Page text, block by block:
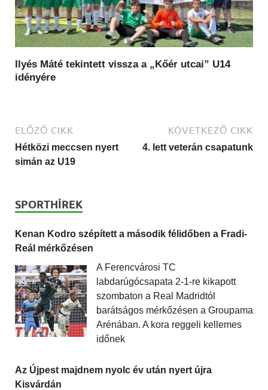
Ilyés Máté tekintett vissza a „Kőér utcai” U14
idényére
ELŐZŐ CIKK
Hétközi meccsen nyert
simán az U19
KÖVETKEZŐ CIKK
4. lett veterán csapatunk
SPORTHÍREK
Kenan Kodro szépített a második félidőben a Fradi-
Reál mérkőzésen
A Ferencvárosi TC
labdarúgócsapata 2-1-re kikapott
szombaton a Real Madridtól
barátságos mérkőzésen a Groupama
Arénában. A kora reggeli kellemes
időnek
Az Újpest majdnem nyolc év után nyert újra
Kisvárdán